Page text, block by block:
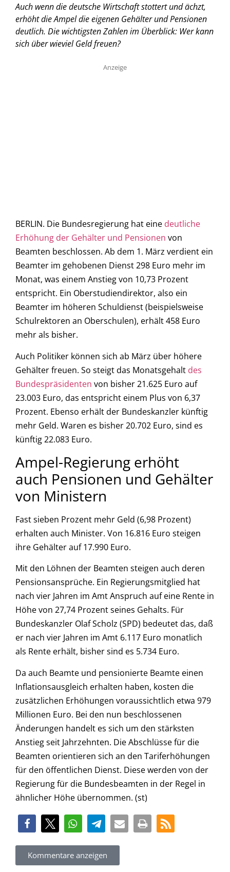
Auch wenn die deutsche Wirtschaft stottert und ächzt,
erhöht die Ampel die eigenen Gehälter und Pensionen
deutlich. Die wichtigsten Zahlen im Überblick: Wer kann
sich über wieviel Geld freuen?
Anzeige
BERLIN. Die Bundesregierung hat eine deutliche
Erhöhung der Gehälter und Pensionen von
Beamten beschlossen. Ab dem 1. März verdient ein
Beamter im gehobenen Dienst 298 Euro mehr im
Monat, was einem Anstieg von 10,73 Prozent
entspricht. Ein Oberstudiendirektor, also ein
Beamter im höheren Schuldienst (beispielsweise
Schulrektoren an Oberschulen), erhält 458 Euro
mehr als bisher.
Auch Politiker können sich ab März über höhere
Gehälter freuen. So steigt das Monatsgehalt des
Bundespräsidenten von bisher 21.625 Euro auf
23.003 Euro, das entspricht einem Plus von 6,37
Prozent. Ebenso erhält der Bundeskanzler künftig
mehr Geld. Waren es bisher 20.702 Euro, sind es
künftig 22.083 Euro.
Ampel-Regierung erhöht
auch Pensionen und Gehälter
von Ministern
Fast sieben Prozent mehr Geld (6,98 Prozent)
erhalten auch Minister. Von 16.816 Euro steigen
ihre Gehälter auf 17.990 Euro.
Mit den Löhnen der Beamten steigen auch deren
Pensionsansprüche. Ein Regierungsmitglied hat
nach vier Jahren im Amt Anspruch auf eine Rente in
Höhe von 27,74 Prozent seines Gehalts. Für
Bundeskanzler Olaf Scholz (SPD) bedeutet das, daß
er nach vier Jahren im Amt 6.117 Euro monatlich
als Rente erhält, bisher sind es 5.734 Euro.
Da auch Beamte und pensionierte Beamte einen
Inflationsausgleich erhalten haben, kosten die
zusätzlichen Erhöhungen voraussichtlich etwa 979
Millionen Euro. Bei den nun beschlossenen
Änderungen handelt es sich um den stärksten
Anstieg seit Jahrzehnten. Die Abschlüsse für die
Beamten orientieren sich an den Tariferhöhungen
für den öffentlichen Dienst. Diese werden von der
Regierung für die Bundesbeamten in der Regel in
ähnlicher Höhe übernommen. (st)
Kommentare anzeigen